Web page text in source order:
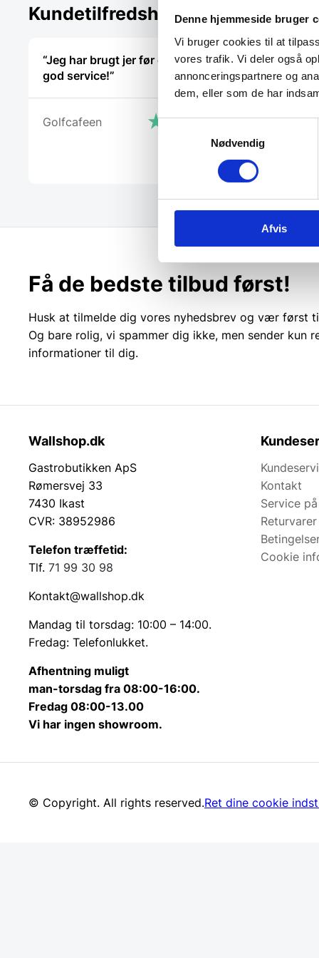
Denne hjemmeside bruger
Vi bruger cookies til at
vores trafik. Vi deler også
annonceringspartnere og
dem, eller som de har
Samtykkevalg
Nødvendig
Afvis
Kundetilfredshed
“Jeg har brugt jer før og altid en
god service!”
Golfcafeen
“Fin fyr,
Få de bedste tilbud først!
Husk at tilmelde dig vores nyhedsbrev og vær først
Og bare rolig, vi spammer dig ikke, men sender kun
informationer til dig.
Wallshop.dk
Gastrobutikken ApS
Rømersvej 33
7430 Ikast
CVR: 38952986
Telefon træffetid:
Tlf. 71 99 30 98
Kontakt@wallshop.dk
Mandag til torsdag: 10:00 – 14:00.
Fredag: Telefonlukket.
Afhentning muligt
man-torsdag fra 08:00-16:00.
Fredag 08:00-13.00
Vi har ingen showroom.
Kontakt
Service
Returvarer
Cookie
© Copyright. All rights reserved.Ret dine cookie